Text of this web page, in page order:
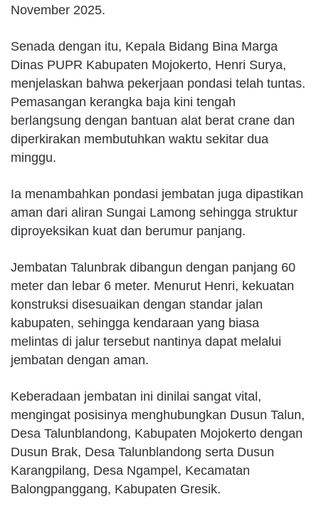
November 2025.
Senada dengan itu, Kepala Bidang Bina Marga
Dinas PUPR Kabupaten Mojokerto, Henri Surya,
menjelaskan bahwa pekerjaan pondasi telah tuntas.
Pemasangan kerangka baja kini tengah
berlangsung dengan bantuan alat berat crane dan
diperkirakan membutuhkan waktu sekitar dua
minggu.
Ia menambahkan pondasi jembatan juga dipastikan
aman dari aliran Sungai Lamong sehingga struktur
diproyeksikan kuat dan berumur panjang.
Jembatan Talunbrak dibangun dengan panjang 60
meter dan lebar 6 meter. Menurut Henri, kekuatan
konstruksi disesuaikan dengan standar jalan
kabupaten, sehingga kendaraan yang biasa
melintas di jalur tersebut nantinya dapat melalui
jembatan dengan aman.
Keberadaan jembatan ini dinilai sangat vital,
mengingat posisinya menghubungkan Dusun Talun,
Desa Talunblandong, Kabupaten Mojokerto dengan
Dusun Brak, Desa Talunblandong serta Dusun
Karangpilang, Desa Ngampel, Kecamatan
Balongpanggang, Kabupaten Gresik.